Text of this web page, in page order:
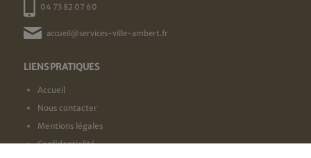
04 73 82 07 60
accueil@services-ville-ambert.fr
LIENS PRATIQUES
Accueil
Nous contacter
Mentions légales
Confidentialité